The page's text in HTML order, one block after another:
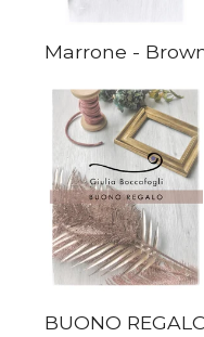
Marrone -
BUONO